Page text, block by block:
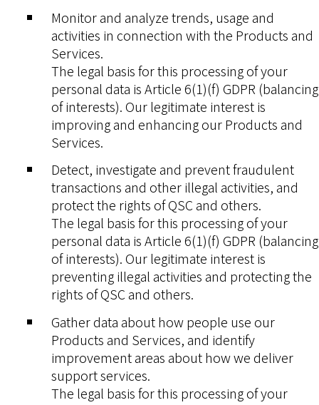
Monitor and analyze trends, usage and
activities in connection with the Products and
Services.
The legal basis for this processing of your
personal data is Article 6(1)(f) GDPR (balancing
of interests). Our legitimate interest is
improving and enhancing our Products and
Services.
Detect, investigate and prevent fraudulent
transactions and other illegal activities, and
protect the rights of QSC and others.
The legal basis for this processing of your
personal data is Article 6(1)(f) GDPR (balancing
of interests). Our legitimate interest is
preventing illegal activities and protecting the
rights of QSC and others.
Gather data about how people use our
Products and Services, and identify
improvement areas about how we deliver
support services.
The legal basis for this processing of your